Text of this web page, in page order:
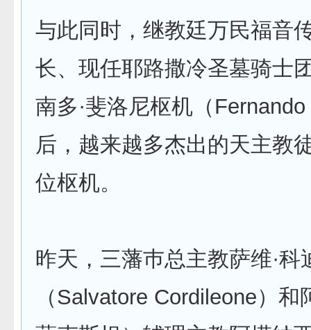
与此同时，继教廷万民福音
长、现任耶路撒冷圣墓骑士
南多·斐洛尼枢机（
后，越来越多杰出的天主教
位枢机。
昨天，三藩巿总主教萨维·科
（Salvatore Cordileone）